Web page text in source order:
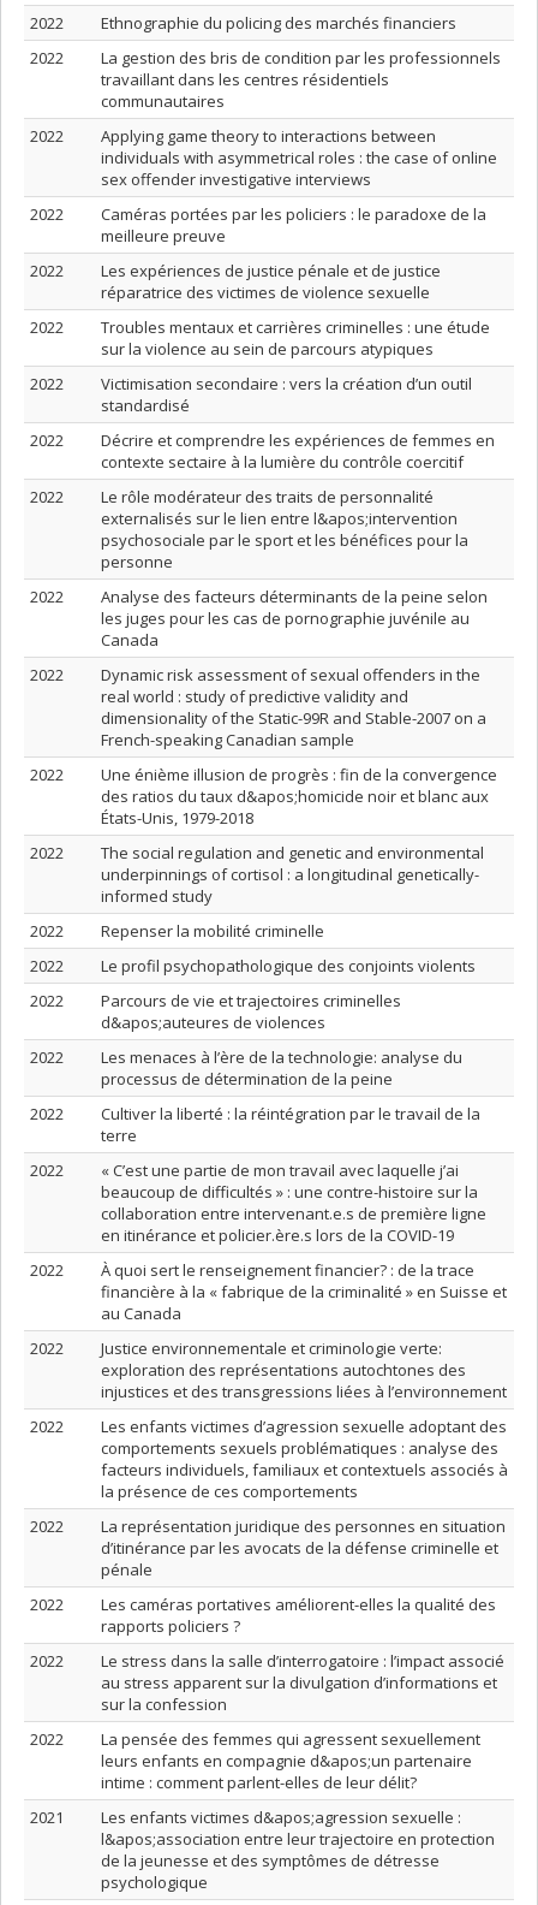
2022
Ethnographie du policing des marchés financiers
2022
La gestion des bris de condition par les professionnels
travaillant dans les centres résidentiels
communautaires
2022
Applying game theory to interactions between
individuals with asymmetrical roles : the case of online
sex offender investigative interviews
2022
Caméras portées par les policiers : le paradoxe de la
meilleure preuve
2022
Les expériences de justice pénale et de justice
réparatrice des victimes de violence sexuelle
2022
Troubles mentaux et carrières criminelles : une étude
sur la violence au sein de parcours atypiques
2022
Victimisation secondaire : vers la création d’un outil
standardisé
2022
Décrire et comprendre les expériences de femmes en
contexte sectaire à la lumière du contrôle coercitif
2022
Le rôle modérateur des traits de personnalité
externalisés sur le lien entre l&apos;intervention
psychosociale par le sport et les bénéfices pour la
personne
2022
Analyse des facteurs déterminants de la peine selon
les juges pour les cas de pornographie juvénile au
Canada
2022
Dynamic risk assessment of sexual offenders in the
real world : study of predictive validity and
dimensionality of the Static-99R and Stable-2007 on a
French-speaking Canadian sample
2022
Une énième illusion de progrès : fin de la convergence
des ratios du taux d&apos;homicide noir et blanc aux
États-Unis, 1979-2018
2022
The social regulation and genetic and environmental
underpinnings of cortisol : a longitudinal genetically-
informed study
2022
Repenser la mobilité criminelle
2022
Le profil psychopathologique des conjoints violents
2022
Parcours de vie et trajectoires criminelles
d&apos;auteures de violences
2022
Les menaces à l’ère de la technologie: analyse du
processus de détermination de la peine
2022
Cultiver la liberté : la réintégration par le travail de la
terre
2022
« C’est une partie de mon travail avec laquelle j’ai
beaucoup de difficultés » : une contre-histoire sur la
collaboration entre intervenant.e.s de première ligne
en itinérance et policier.ère.s lors de la COVID-19
2022
À quoi sert le renseignement financier? : de la trace
financière à la « fabrique de la criminalité » en Suisse et
au Canada
2022
Justice environnementale et criminologie verte:
exploration des représentations autochtones des
injustices et des transgressions liées à l’environnement
2022
Les enfants victimes d’agression sexuelle adoptant des
comportements sexuels problématiques : analyse des
facteurs individuels, familiaux et contextuels associés à
la présence de ces comportements
2022
La représentation juridique des personnes en situation
d’itinérance par les avocats de la défense criminelle et
pénale
2022
Les caméras portatives améliorent-elles la qualité des
rapports policiers ?
2022
Le stress dans la salle d’interrogatoire : l’impact associé
au stress apparent sur la divulgation d’informations et
sur la confession
2022
La pensée des femmes qui agressent sexuellement
leurs enfants en compagnie d&apos;un partenaire
intime : comment parlent-elles de leur délit?
2021
Les enfants victimes d&apos;agression sexuelle :
l&apos;association entre leur trajectoire en protection
de la jeunesse et des symptômes de détresse
psychologique